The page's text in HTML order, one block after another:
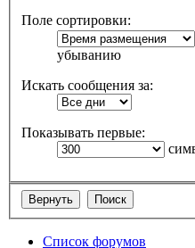
Поле сортировки:
убыванию
Искать сообщения за:
Показывать первые:
Список форумов